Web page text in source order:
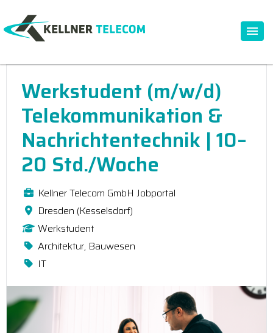
Werkstudent (m/w/d)
Telekommunikation &
Nachrichtentechnik | 10–
20 Std./Woche
Kellner Telecom GmbH Jobportal
Dresden (Kesselsdorf)
Werkstudent
Architektur, Bauwesen
IT